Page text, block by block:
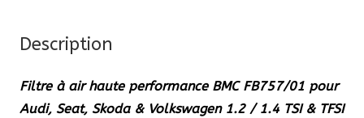
pour
Seat,
Skoda
Description
Filtre à air haute performance BMC FB757/01 pour
Audi, Seat, Skoda & Volkswagen 1.2 / 1.4 TSI & TFSI